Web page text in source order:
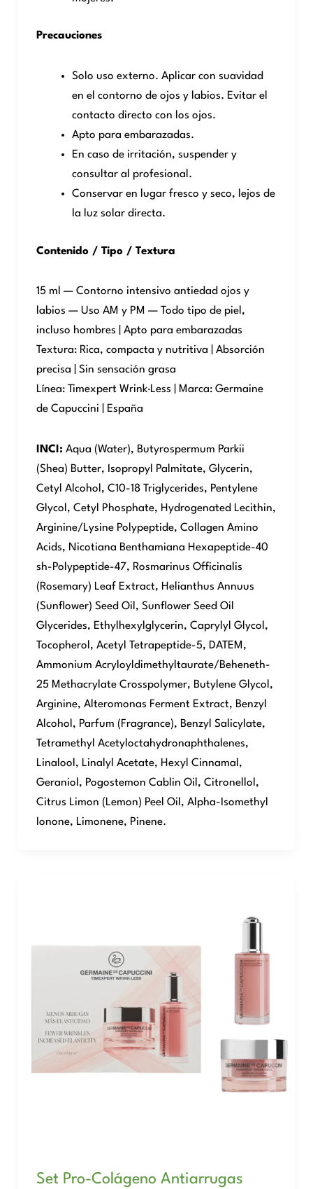
Precauciones
Solo uso externo. Aplicar con suavidad
en el contorno de ojos y labios. Evitar el
contacto directo con los ojos.
Apto para embarazadas.
En caso de irritación, suspender y
consultar al profesional.
Conservar en lugar fresco y seco, lejos de
la luz solar directa.
Contenido / Tipo / Textura
15 ml — Contorno intensivo antiedad ojos y
labios — Uso AM y PM — Todo tipo de piel,
incluso hombres | Apto para embarazadas
Textura: Rica, compacta y nutritiva | Absorción
precisa | Sin sensación grasa
Línea: Timexpert Wrink·Less | Marca: Germaine
de Capuccini | España
INCI: Aqua (Water), Butyrospermum Parkii
(Shea) Butter, Isopropyl Palmitate, Glycerin,
Cetyl Alcohol, C10-18 Triglycerides, Pentylene
Glycol, Cetyl Phosphate, Hydrogenated Lecithin,
Arginine/Lysine Polypeptide, Collagen Amino
Acids, Nicotiana Benthamiana Hexapeptide-40
sh-Polypeptide-47, Rosmarinus Officinalis
(Rosemary) Leaf Extract, Helianthus Annuus
(Sunflower) Seed Oil, Sunflower Seed Oil
Glycerides, Ethylhexylglycerin, Caprylyl Glycol,
Tocopherol, Acetyl Tetrapeptide-5, DATEM,
Ammonium Acryloyldimethyltaurate/Beheneth-
25 Methacrylate Crosspolymer, Butylene Glycol,
Arginine, Alteromonas Ferment Extract, Benzyl
Alcohol, Parfum (Fragrance), Benzyl Salicylate,
Tetramethyl Acetyloctahydronaphthalenes,
Linalool, Linalyl Acetate, Hexyl Cinnamal,
Geraniol, Pogostemon Cablin Oil, Citronellol,
Citrus Limon (Lemon) Peel Oil, Alpha-Isomethyl
Ionone, Limonene, Pinene.
Set Pro-Colágeno Antiarrugas